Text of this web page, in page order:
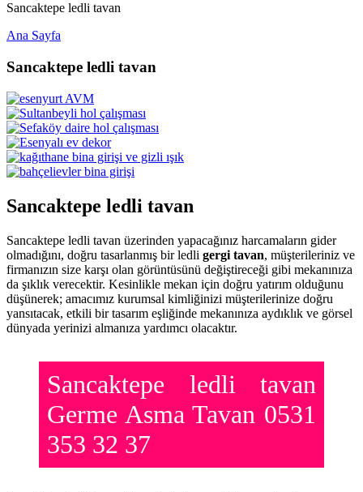
Sancaktepe ledli tavan
Ana Sayfa
Sancaktepe ledli tavan
Sancaktepe ledli tavan
Sancaktepe ledli tavan üzerinden yapacağınız harcamaların gider
olmadığını, doğru tasarlanmış bir ledli gergi tavan, müşterileriniz ve
firmanızın size karşı olan görüntüsünü değiştireceği gibi mekanınıza
da şıklık verecektir. Kesinlikle mekan için doğru yatırım olduğunu
düşünerek; amacımız kurumsal kimliğinizi müşterilerinize doğru
yansıtacak, etkili bir tasarım eşliğinde mekanınıza aydıklık ve görsel
dünyada yerinizi almanıza yardımcı olacaktır.
Sancaktepe ledli tavan
Germe Asma Tavan 0531
353 32 37